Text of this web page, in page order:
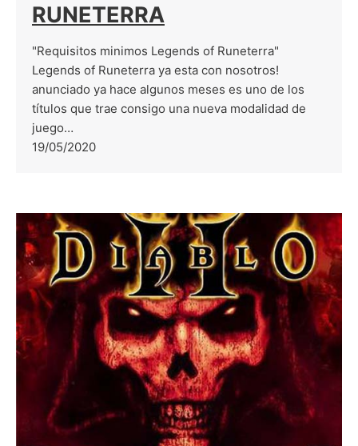
RUNETERRA
"Requisitos minimos Legends of Runeterra"
Legends of Runeterra ya esta con nosotros!
anunciado ya hace algunos meses es uno de los
títulos que trae consigo una nueva modalidad de
juego…
19/05/2020